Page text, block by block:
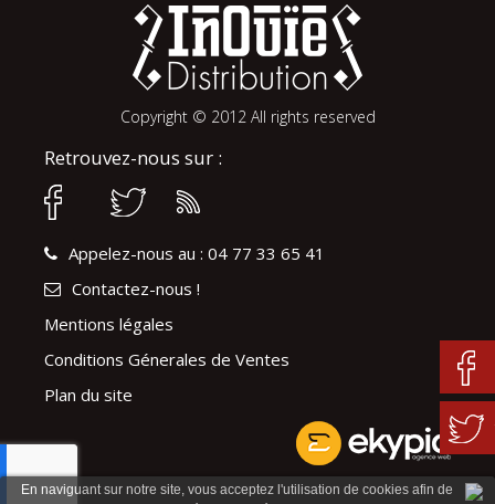
En naviguant sur notre site, vous acceptez l'utilisation de cookies afin de
Copyright © 2012 All rights reserved
Retrouvez-nous sur :
Appelez-nous au : 04 77 33 65 41
Contactez-nous !
Mentions légales
Conditions Génerales de Ventes
Plan du site